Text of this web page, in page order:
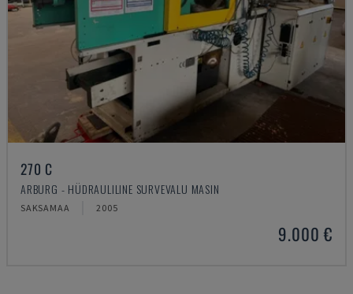
270 C
ARBURG - HÜDRAULILINE SURVEVALU MASIN
SAKSAMAA 2005
9.000 €